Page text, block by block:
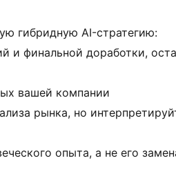
гибридную AI-стратегию:
и финальной доработки,
вашей компании
рынка, но
опыта, а не его